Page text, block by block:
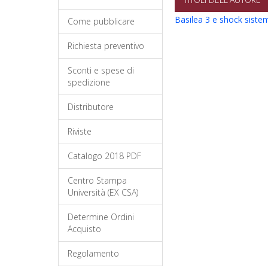
Come pubblicare
Richiesta preventivo
Sconti e spese di
spedizione
Distributore
Riviste
Catalogo 2018 PDF
Centro Stampa
Università (EX CSA)
Determine Ordini
Acquisto
Regolamento
Basilea 3 e shock